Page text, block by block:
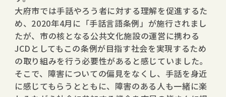
大府市では手話やろう者に対する理解を促進するた
め、2020年4月に「手話言語条例」が施行されまし
たが、市の核となる公共文化施設の運営に携わる
JCDとしてもこの条例が目指す社会を実現するため
の取り組みを行う必要性があると感じていました。
そこで、障害についての偏見をなくし、手話を身近
に感じてもらうとともに、障害のある人も一緒に楽